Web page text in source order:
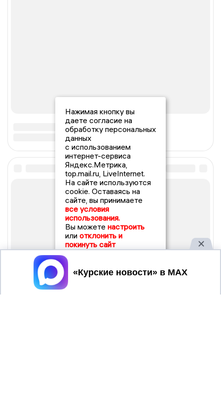
Нажимая кнопку вы
даете согласие на
обработку персональных
данных
с использованием
интернет-сервиса
Яндекс.Метрика,
top.mail.ru, LiveInternet.
На сайте используются
cookie. Оставаясь на
сайте, вы принимаете
все условия
использования.
Вы можете настроить
или отклонить и
покинуть сайт
Принять